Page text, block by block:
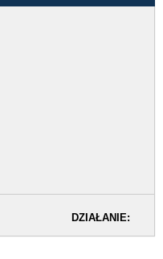
DZIAŁANIE: